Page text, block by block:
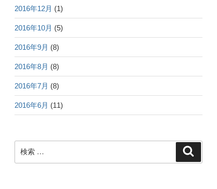
2016年12月 (1)
2016年10月 (5)
2016年9月 (8)
2016年8月 (8)
2016年7月 (8)
2016年6月 (11)